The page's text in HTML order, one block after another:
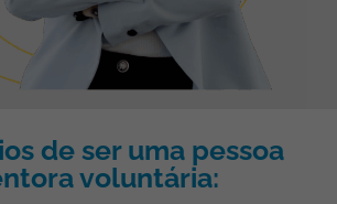
de ser uma pessoa
voluntária: